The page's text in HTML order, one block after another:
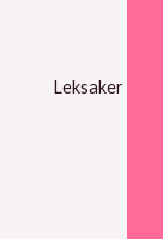
Leksaker